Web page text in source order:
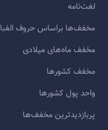
لغت‌نامه
مخفف‌ها براساس حروف الفبا
مخفف ماه‌های میلادی
مخفف کشورها
واحد پول کشورها
پربازديدترين مخفف‌ها